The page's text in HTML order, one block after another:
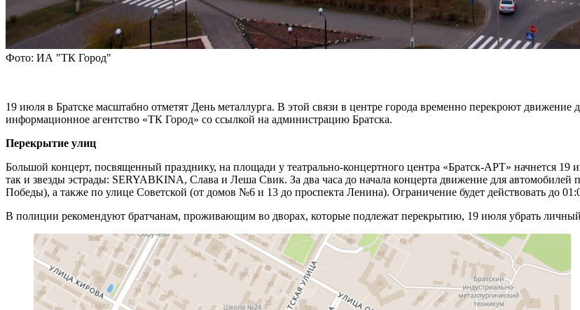
Фото: ИА "ТК Город"
19 июля в Братске масштабно отметят День металлурга. В этой связи в центре города временно перекроют
информационное агентство «ТК Город» со ссылкой на администрацию Братска.
Перекрытие улиц
Большой концерт, посвященный празднику, на площади у театрально-концертного центра «Братск-АРТ» начнется
так и звезды эстрады: SERYABKINA, Слава и Леша Свик. За два часа до начала концерта движение для автомобилей
Победы), а также по улице Советской (от домов №6 и 13 до проспекта Ленина). Ограничение будет действовать до
В полиции рекомендуют братчанам, проживающим во дворах, которые подлежат перекрытию, 19 июля убрать личный